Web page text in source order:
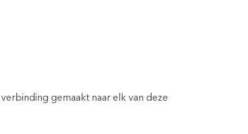
gemaakt naar elk van deze